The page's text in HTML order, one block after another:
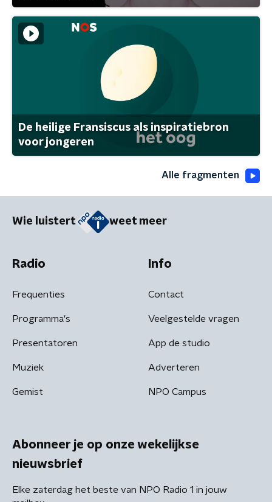
De heilige Fransiscus als inspiratiebron
voor jongeren
Alle fragmenten
Wie luistert weet meer
Radio
Frequenties
Programma's
Presentatoren
Muziek
Gemist
Info
Contact
Veelgestelde vragen
App de studio
Adverteren
NPO Campus
Abonneer je op onze wekelijkse
nieuwsbrief
Elke zaterdag het beste van NPO Radio 1 in jouw